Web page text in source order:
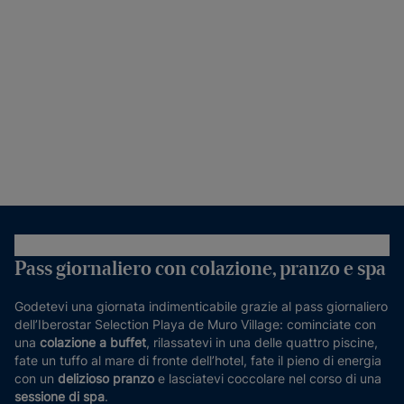
Pass giornaliero con colazione, pranzo e spa
Godetevi una giornata indimenticabile grazie al pass giornaliero
dell’Iberostar Selection Playa de Muro Village: cominciate con
una colazione a buffet, rilassatevi in una delle quattro piscine,
fate un tuffo al mare di fronte dell’hotel, fate il pieno di energia
con un delizioso pranzo e lasciatevi coccolare nel corso di una
sessione di spa.